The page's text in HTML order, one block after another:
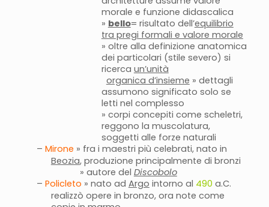
morale e funzione didascalica
» bello= risultato dell’equilibrio
tra pregi formali e valore morale
» oltre alla definizione anatomica
dei particolari (stile severo) si
ricerca un’unità
organica d’insieme » dettagli
assumono significato solo se
letti nel complesso
» corpi concepiti come scheletri,
reggono la muscolatura,
soggetti alle forze naturali
– Mirone » fra i maestri più celebrati, nato in
Beozia, produzione principalmente di bronzi
» autore del Discobolo
– Policleto » nato ad Argo intorno al 490 a.C.
realizzò opere in bronzo, ora note come